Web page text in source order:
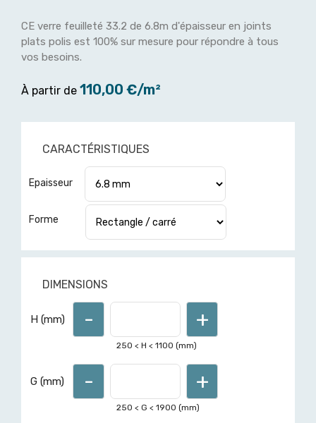
CE verre feuilleté 33.2 de 6.8m d'épaisseur en joints
plats polis est 100% sur mesure pour répondre à tous
vos besoins.
À partir de 110,00 €/m²
CARACTÉRISTIQUES
Epaisseur
dimensions hors limites affichées,
demandez un devis ici
Forme
DIMENSIONS
H (mm) - +
250 < H <1100 (mm)
G (mm) - +
250 < G <1900 (mm)